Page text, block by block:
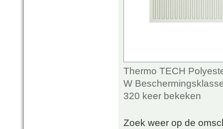
Thermo TECH
W
320 keer bekeken
Zoek weer op de